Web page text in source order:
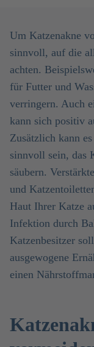
Um Katzenakne
sinnvoll, auf die
achten.
für Futter und
verringern. Auch
kann sich positiv
Zusätzlich kann
sinnvoll sein, das
säubern.
und
Haut Ihrer Katze
Infektion durch
Katzenbesitzer
ausgewogene
einen